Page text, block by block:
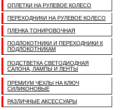
ОПЛЕТКИ НА РУЛЕВОЕ КОЛЕСО
ПЕРЕХОДНИКИ НА РУЛЕВОЕ КОЛЕСО
ПЛЕНКА ТОНИРОВОЧНАЯ
ПОДЛОКОТНИКИ И ПЕРЕХОДНИКИ К
ПОДЛОКОТНИКАМ
ПОДСТВЕТКА СВЕТОДИОДНАЯ
САЛОНА, ЛАМПЫ И ЛЕНТЫ
ПРЕМИУМ ЧЕХЛЫ НА КЛЮЧ
СИЛИКОНОВЫЕ
РАЗЛИЧНЫЕ АКСЕССУАРЫ